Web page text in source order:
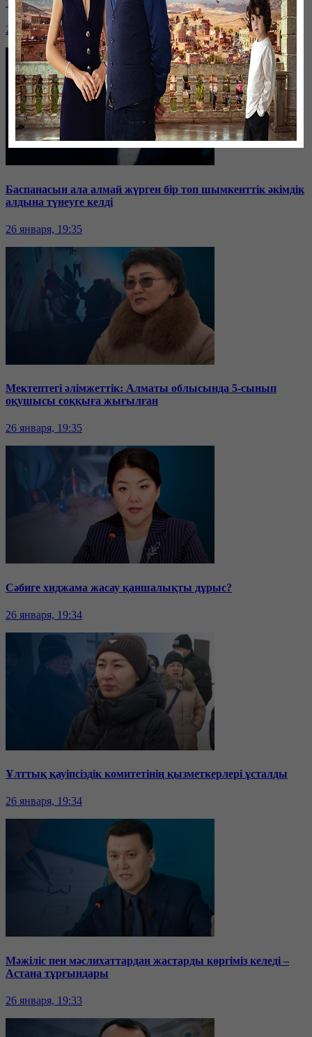
Таразда ТЭЦ қызметкерлері жалақы көтеруді талап етті
26 января, 19:36
Баспанасын ала алмай жүрген бір топ шымкенттік әкімдік
алдына түнеуге келді
26 января, 19:35
Мектептегі әлімжеттік: Алматы облысында 5-сынып
оқушысы соққыға жығылған
26 января, 19:35
Сәбиге хиджама жасау қаншалықты дұрыс?
26 января, 19:34
Ұлттық қауіпсіздік комитетінің қызметкерлері ұсталды
26 января, 19:34
Мәжіліс пен мәслихаттардан жастарды көргіміз келеді –
Астана тұрғындары
26 января, 19:33